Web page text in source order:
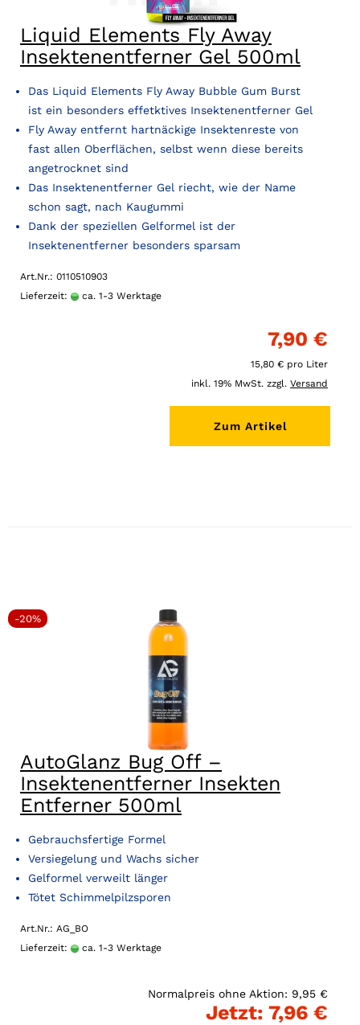
Liquid Elements Fly Away
Insektenentferner Gel 500ml
Das Liquid Elements Fly Away Bubble Gum Burst
ist ein besonders effetktives Insektenentferner Gel
Fly Away entfernt hartnäckige Insektenreste von
fast allen Oberflächen, selbst wenn diese bereits
angetrocknet sind
Das Insektenentferner Gel riecht, wie der Name
schon sagt, nach Kaugummi
Dank der speziellen Gelformel ist der
Insektenentferner besonders sparsam
Art.Nr.: 0110510903
Lieferzeit:
ca. 1-3 Werktage
7,90 €
15,80 € pro Liter
inkl. 19% MwSt. zzgl. Versand
Zum Artikel
-20%
AutoGlanz Bug Off –
Insektenentferner Insekten
Entferner 500ml
Gebrauchsfertige Formel
Versiegelung und Wachs sicher
Gelformel verweilt länger
Tötet Schimmelpilzsporen
Art.Nr.: AG_BO
Lieferzeit:
ca. 1-3 Werktage
Normalpreis ohne Aktion: 9,95 €
Jetzt: 7,96 €